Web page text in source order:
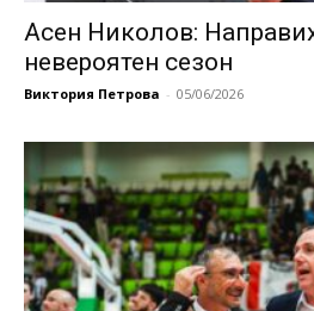
Асен Николов:
невероятен сезон
Виктория Петрова - 05/06/2026